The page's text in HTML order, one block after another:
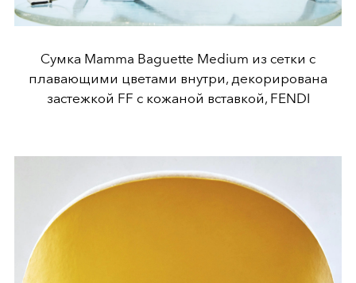
Сумка Mamma Baguette Medium из сетки с
плавающими цветами внутри, декорирована
застежкой FF с кожаной вставкой, FENDI